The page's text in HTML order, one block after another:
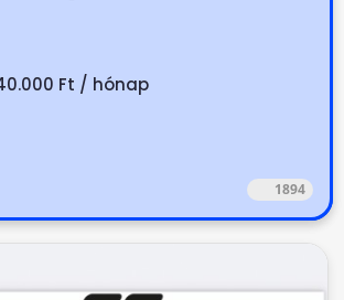
Ft / hónap
1894